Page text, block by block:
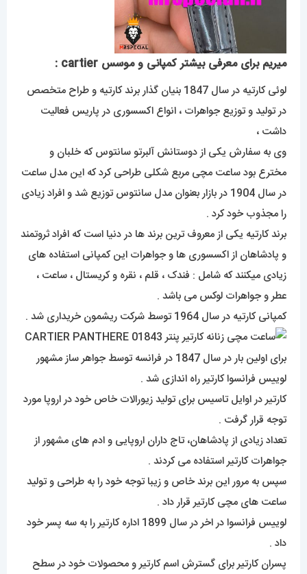
میریم برای معرفی بیشتر کمپانی و موسس cartier :
لوئی کارتیه در سال 1847 بنیان گذار برند کارتیه و طراح متخصص
در تولید و توزیع جواهرات ، انواع اکسسوری در پاریس فعالیت
داشت ،
وی به سفارش یکی از دوستانش آلبرتو سانتوس که خلبان و
مخترع بود ساعت مچی مربع شکلی طراحی کرد که این مدل ساعت
در سال 1904 در بازار بعنوان مدل سانتوس توزیع شد و افراد زیادی
را مجذوب خود کرد .
برند کارتیه یکی از معروف ترین برند ها در دنیا است که افراد ثروتمند
و پادشاهان از اکسسوری ها و جواهرات این کمپانی استفاده های
زیادی میکنند که شامل : فندک ، قلم ، نقره و کریستال ، ساعت ،
عطر و جواهرات لوکس می باشد .
کمپانی کارتیه در سال 1964 توسط شرکت ریشمون خریداری شد .
برای اولین بار در سال 1847 در فرانسه توسط جواهر ساز مشهور
لوییس فرانسوا کارتیر راه اندازی شد .
کارتیر در اوایل تاسیس برای تولید زیورالات خاص خود در اروپا مورد
توجه قرار گرفت .
تعداد زیادی از پادشاهان، تاج داران اروپایی و ادم های مشهور از
جواهرات کارتیر استفاده می کردند .
سپس به مرور این برند خاص و زیبا توجه خود را به طراحی و تولید
ساعت های مچی کارتیر قرار داد .
لوییس فرانسوا در اخر در سال 1899 اداره کارتیر را به سه پسر خود
داد .
پسران کارتیر برای گسترش اسم کارتیر و محصولات خود در سطح